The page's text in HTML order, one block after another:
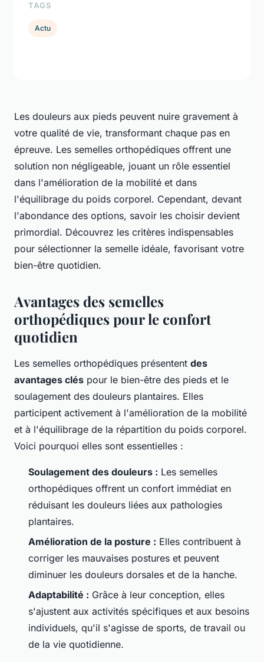
Les douleurs aux pieds peuvent nuire gravement à
votre qualité de vie, transformant chaque pas en
épreuve. Les semelles orthopédiques offrent une
solution non négligeable, jouant un rôle essentiel
dans l'amélioration de la mobilité et dans
l'équilibrage du poids corporel. Cependant, devant
l'abondance des options, savoir les choisir devient
primordial. Découvrez les critères indispensables
pour sélectionner la semelle idéale, favorisant votre
bien-être quotidien.
Avantages des semelles
orthopédiques pour le confort
quotidien
Les semelles orthopédiques présentent des
avantages clés pour le bien-être des pieds et le
soulagement des douleurs plantaires. Elles
participent activement à l'amélioration de la mobilité
et à l'équilibrage de la répartition du poids corporel.
Voici pourquoi elles sont essentielles :
Soulagement des douleurs : Les semelles
orthopédiques offrent un confort immédiat en
réduisant les douleurs liées aux pathologies
plantaires.
Amélioration de la posture : Elles contribuent à
corriger les mauvaises postures et peuvent
diminuer les douleurs dorsales et de la hanche.
Adaptabilité : Grâce à leur conception, elles
s'ajustent aux activités spécifiques et aux besoins
individuels, qu'il s'agisse de sports, de travail ou
de la vie quotidienne.
TAGS
Actu